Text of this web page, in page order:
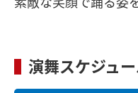
素敵な笑顔で踊る姿
演舞スケジュ